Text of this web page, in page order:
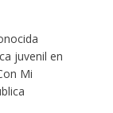
juvenil en
Mi